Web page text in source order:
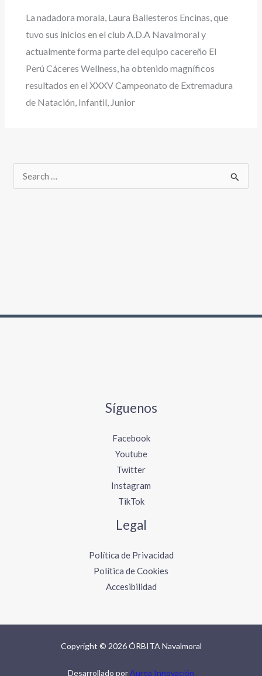
La nadadora morala, Laura Ballesteros Encinas, que
tuvo sus inicios en el club A.D.A Navalmoral y
actualmente forma parte del equipo cacereño El
Perú Cáceres Wellness, ha obtenido magníficos
resultados en el XXXV Campeonato de Extremadura
de Natación, Infantil, Junior
Síguenos
Facebook
Youtube
Twitter
Instagram
TikTok
Legal
Política de Privacidad
Política de Cookies
Accesibilidad
Copyright © 2026 ÓRBITA Navalmoral
Desarrollado porAurea Innovación